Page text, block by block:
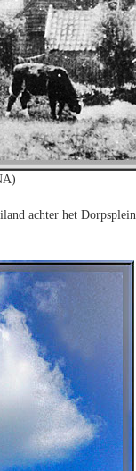
achter het Dorpsplein